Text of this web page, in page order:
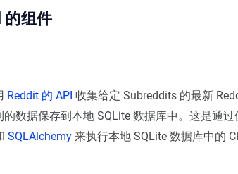
的组件
Reddit 的 API 收集给定 Subreddits 的最新
数据保存到本地 SQLite 数据库中。这是通
SQLAlchemy 来执行本地 SQLite 数据库中的